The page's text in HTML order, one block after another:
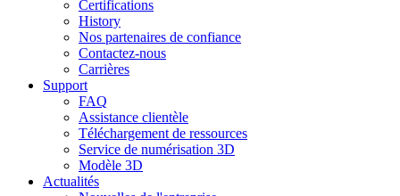
Certifications
History
Nos partenaires de confiance
Contactez-nous
Carrières
Support
FAQ
Assistance clientèle
Téléchargement de ressources
Service de numérisation 3D
Modèle 3D
Actualités